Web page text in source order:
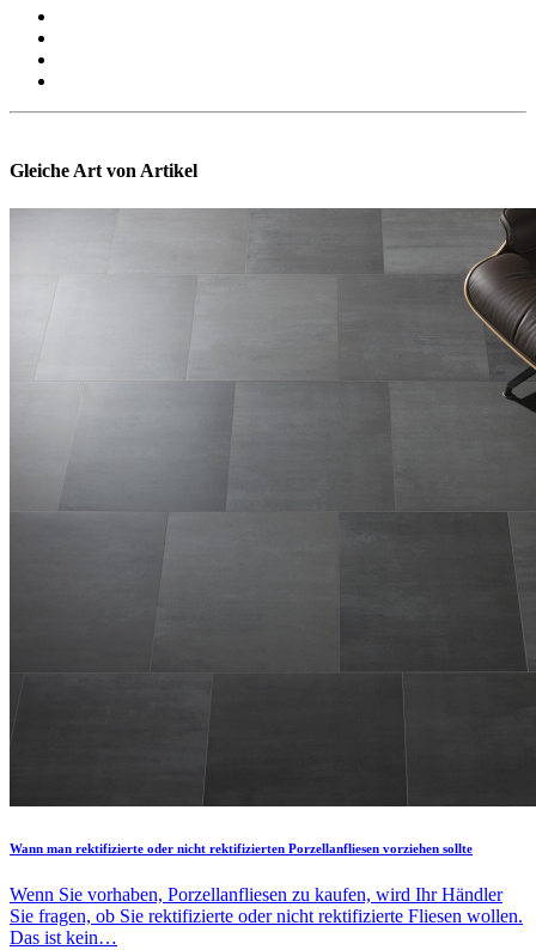
Gleiche Art von Artikel
Wann man rektifizierte oder nicht rektifizierten Porzellanfliesen vorziehen sollte
Wenn Sie vorhaben, Porzellanfliesen zu kaufen, wird Ihr Händler
Sie fragen, ob Sie rektifizierte oder nicht rektifizierte Fliesen wollen.
Das ist kein…